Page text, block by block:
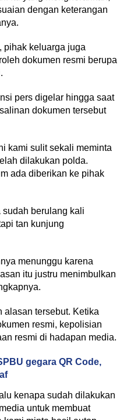
dengan keterangan
pihak keluarga juga
dokumen resmi berupa
pers digelar hingga saat
dokumen tersebut
kami sulit sekali meminta
dilakukan polda.
ada diberikan ke pihak
sudah berulang kali
tan kunjung
menunggu karena
itu justru menimbulkan
alasan tersebut. Ketika
resmi, kepolisian
resmi di hadapan media.
gegara QR Code,
kenapa sudah dilakukan
untuk membuat